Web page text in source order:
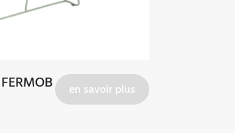
en savoir plus